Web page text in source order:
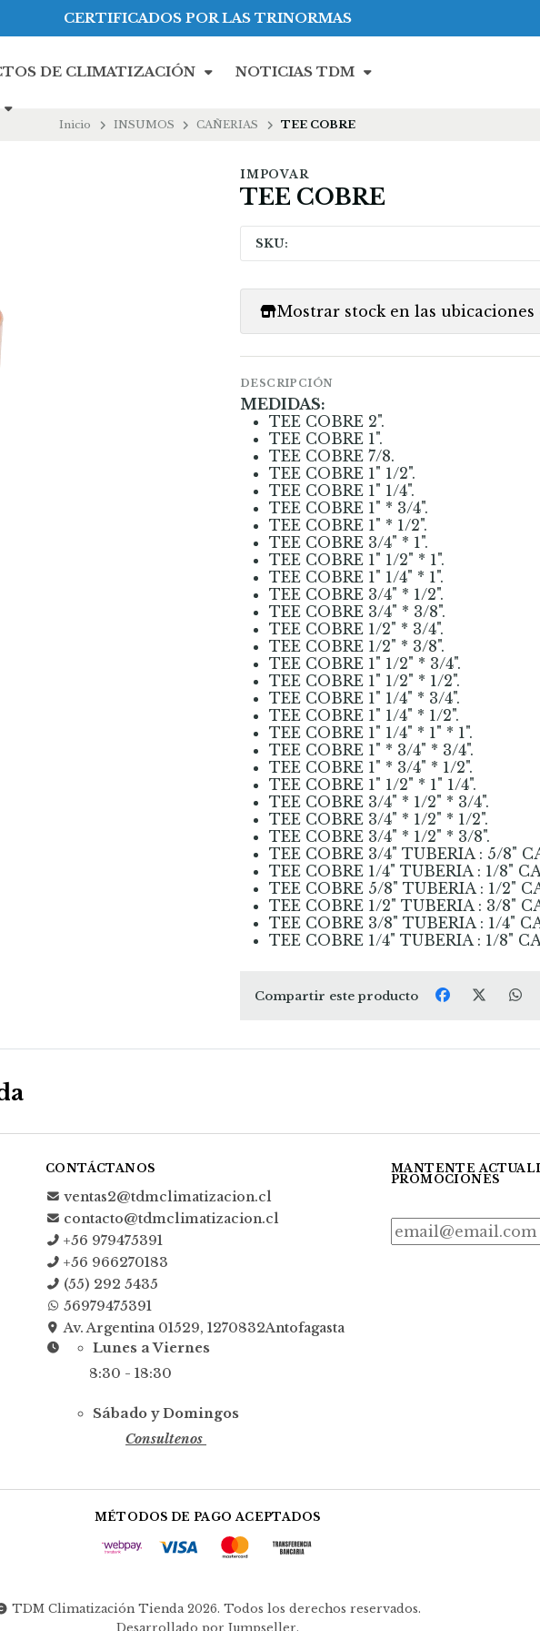
DE CLIMATIZACIÓN NOTICIAS TDM
CERTIFICADOS POR LAS TRINORMAS
Inicio INSUMOS CAÑERIAS TEE COBRE
IMPOVAR
TEE COBRE
SKU:
Mostrar stock en las ubicaciones
DESCRIPCIÓN
MEDIDAS:
TEE COBRE 2".
TEE COBRE 1".
TEE COBRE 7/8.
TEE COBRE 1" 1/2".
TEE COBRE 1" 1/4".
TEE COBRE 1" * 3/4".
TEE COBRE 1" * 1/2".
TEE COBRE 3/4" * 1".
TEE COBRE 1" 1/2" * 1".
TEE COBRE 1" 1/4" * 1".
TEE COBRE 3/4" * 1/2".
TEE COBRE 3/4" * 3/8".
TEE COBRE 1/2" * 3/4".
TEE COBRE 1/2" * 3/8".
TEE COBRE 1" 1/2" * 3/4".
TEE COBRE 1" 1/2" * 1/2".
TEE COBRE 1" 1/4" * 3/4".
TEE COBRE 1" 1/4" * 1/2".
TEE COBRE 1" 1/4" * 1" * 1".
TEE COBRE 1" * 3/4" * 3/4".
TEE COBRE 1" * 3/4" * 1/2".
TEE COBRE 1" 1/2" * 1" 1/4".
TEE COBRE 3/4" * 1/2" * 3/4".
TEE COBRE 3/4" * 1/2" * 1/2".
TEE COBRE 3/4" * 1/2" * 3/8".
TEE COBRE 3/4" TUBERIA : 5/8"
TEE COBRE 1/4" TUBERIA : 1/8"
TEE COBRE 5/8" TUBERIA : 1/2"
TEE COBRE 1/2" TUBERIA : 3/8"
TEE COBRE 3/8" TUBERIA : 1/4"
TEE COBRE 1/4" TUBERIA : 1/8"
Compartir este producto
CONTÁCTANOS
ventas2@tdmclimatizacion.cl
contacto@tdmclimatizacion.cl
+56 979475391
+56 966270183
(55) 292 5435
56979475391
Av. Argentina 01529, 1270832Antofagasta
Lunes a Viernes
8:30 - 18:30
Sábado y Domingos
Consultenos
MANTENTE
PROMOCIONES
MÉTODOS DE PAGO ACEPTADOS
TDM Climatización Tienda 2026. Todos los derechos reservados.
Desarrollado por Jumpseller.